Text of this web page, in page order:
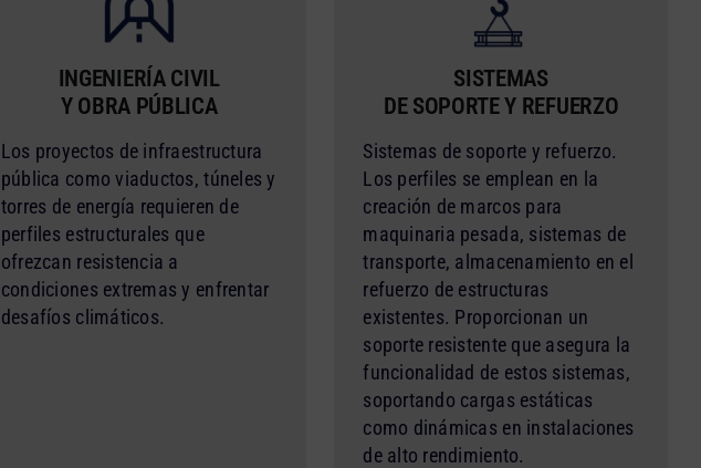
INGENIERÍA CIVIL
Y OBRA PÚBLICA
Los proyectos de infraestructura
pública como viaductos, túneles y
torres de energía requieren de
perfiles estructurales que
ofrezcan resistencia a
condiciones extremas y enfrentar
desafíos climáticos.
SISTEMAS
DE SOPORTE Y REFUERZO
Sistemas de soporte y refuerzo.
Los perfiles se emplean en la
creación de marcos para
maquinaria pesada, sistemas de
transporte, almacenamiento en el
refuerzo de estructuras
existentes. Proporcionan un
soporte resistente que asegura la
funcionalidad de estos sistemas,
soportando cargas estáticas
como dinámicas en instalaciones
de alto rendimiento.